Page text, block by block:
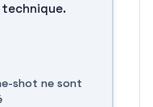
shot ne sont